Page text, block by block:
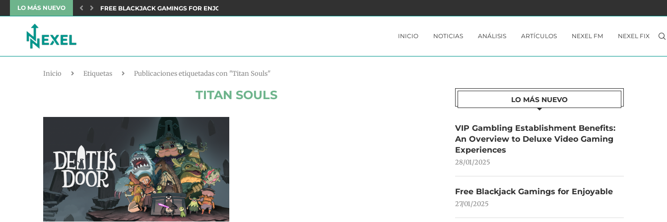
LO MÁS NUEVO
AN OVERVIEW TO DELUXE...FREE BLACKJACK GAMINGS FOR ENJOYABLE
INICIO NOTICIAS ANÁLISIS ARTÍCULOS NEXEL FM NEXEL FIX
Inicio Etiquetas Publicaciones etiquetadas con "Titan Souls"
TITAN SOULS LO MÁS NUEVO
VIP Gambling Establishment Benefits:
An Overview to Deluxe Video Gaming
Experiences
28/01/2025
Free Blackjack Gamings for Enjoyable
27/01/2025